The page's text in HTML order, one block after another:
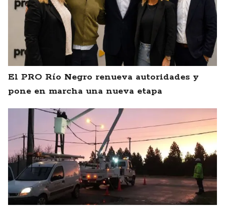
El PRO Río Negro renueva autoridades y
pone en marcha una nueva etapa